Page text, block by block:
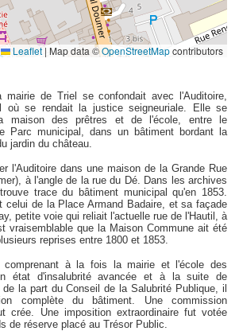
Leaflet | Map data ©OpenStreetMapcontributors
mairie de Triel se confondait avec l'Auditoire,
où se rendait la justice seigneuriale. Elle se
maison des prêtres et de l'école, entre le
Parc municipal, dans un bâtiment bordant la
jardin du château.
l'Auditoire dans une maison de la Grande Rue
à l'angle de la rue du Dé. Dans les archives
trace du bâtiment municipal qu'en 1853.
celui de la Place Armand Badaire, et sa façade
petite voie qui reliait l'actuelle rue de l'Hautil, à
vraisemblable que la Maison Commune ait été
reprises entre 1800 et 1853.
comprenant à la fois la mairie et l'école des
état d'insalubrité avancée et à la suite de
la part du Conseil de la Salubrité Publique, il
complète du bâtiment. Une commission
crée. Une imposition extraordinaire fut votée
de réserve placé au Trésor Public.